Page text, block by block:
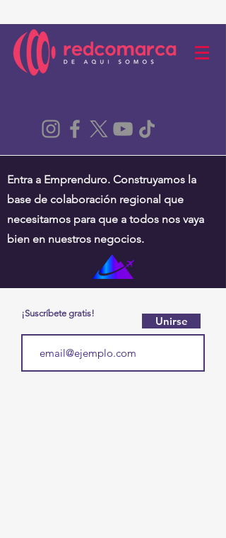
Entra a Emprenduro. Construyamos la
base de colaboración regional que
necesitamos para que a todos nos vaya
bien en nuestros negocios.
¡Suscríbete gratis!
Unirse